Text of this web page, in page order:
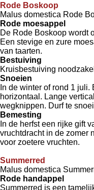
Rode Boskoop
Malus domestica Rode
Rode moesappel
De Rode Boskoop wordt
Een stevige en zure
van taarten.
Bestuiving
Kruisbestuiving
Snoeien
In de winter of rond 1
horizontaal. Lange
wegknippen. Durf te
Bemesting
In de herfst een rijke gift
vruchtdracht in de zomer
voor zoetere vruchten.
Summerred
Malus domestica
Rode handappel
Summerred is een